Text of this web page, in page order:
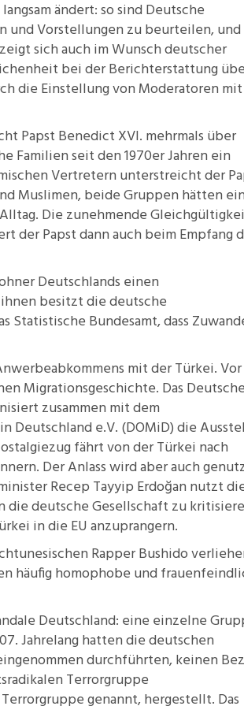
ändert: so sind Deutsche
und Vorstellungen zu beurteilen, und
sich auch im Wunsch deutscher
bei der Berichterstattung
die Einstellung von Moderatoren mit
Papst Benedict XVI. mehrmals über
Familien seit den 1970er Jahren ein
Vertretern unterstreicht der
Muslimen, beide Gruppen hätten
Die zunehmende
der Papst dann auch beim Empfang
Deutschlands einen
besitzt die deutsche
Statistische Bundesamt, dass
mit derTürkei. Vor
Migrationsgeschichte. Das Deutsche
zusammen mit dem
Deutschland e.V. (DOMiD) die
fährt von der Türkei nach
Der Anlass wird aber auch
Recep Tayyip Erdoğannutzt
die deutsche Gesellschaft zu
in die EU anzuprangern.
Rapper Bushido
häufig homophobe und
Deutschland: eine einzelne
Jahrelang hatten die deutschen
durchführten, keinen
Terrorgruppe
genannt, hergestellt. Das